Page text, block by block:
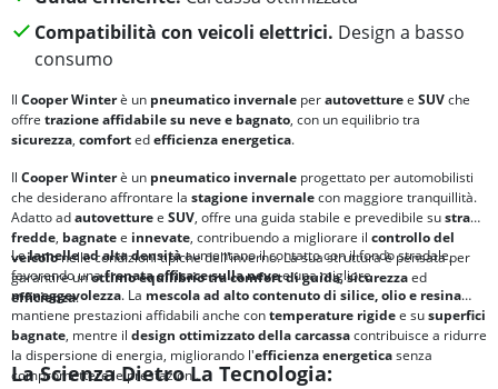
Compatibilità con veicoli elettrici. Design a basso
consumo
Il Cooper Winterè un pneumatico invernale perautovetturee SUVche
offre trazione affidabile su neve e bagnato, con un equilibrio tra
sicurezza, comfortedefficienza energetica.
Il Cooper Winterè un pneumatico invernale progettato per automobilisti
che desiderano affrontare la stagione invernalecon maggiore tranquillità.
Adatto adautovetturee SUV, offre una guida stabile e prevedibile sustrade
fredde, bagnatee innevate, contribuendo a migliorare il controllo del
veicolonelle condizioni tipiche dell'inverno. La sua struttura è pensata per
garantire unottimo equilibrio tracomfort di guida,sicurezzaed
efficienza.
Lelamelle ad alta densitàaumentano il contatto con il fondo stradale,
favorendo unafrenata efficace sulla nevee una migliore
maneggevolezza. La mescola ad alto contenuto di silice, olio e resina
mantiene prestazioni affidabili anche contemperature rigidee susuperfici
bagnate, mentre il design ottimizzato della carcassacontribuisce a ridurre
la dispersione di energia, migliorando l'efficienza energeticasenza
compromettere le prestazioni.
La Scienza Dietro La Tecnologia: